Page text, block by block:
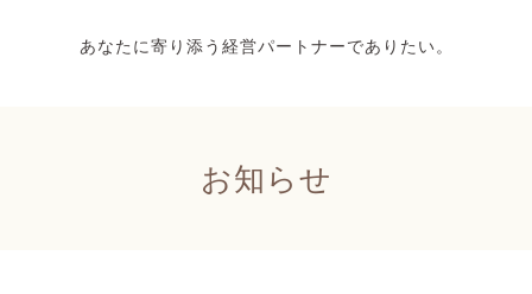
あなたに寄り添う経営パートナーでありたい。
お知らせ